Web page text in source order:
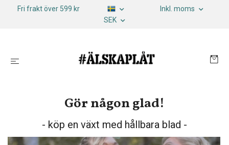
Fri frakt över 599 kr
Inkl. moms
SEK
Gör någon glad!
- köp en växt med hållbara blad -